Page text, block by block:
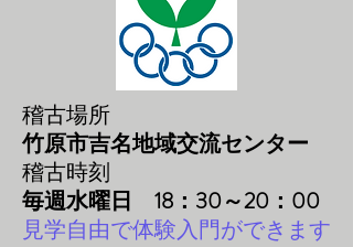
稽古場所
竹原市吉名地域交流センター
稽古時刻
毎週水曜日 18：30～20：00
見学自由で体験入門ができます